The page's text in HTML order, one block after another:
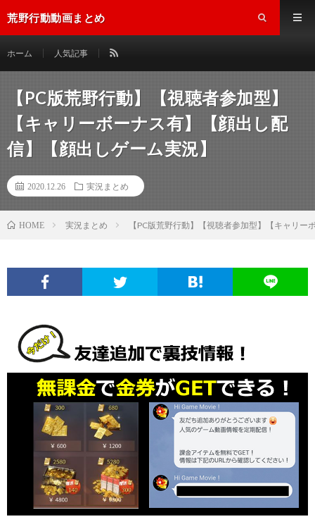
荒野行動動画まとめ
ホーム 人気記事
【PC版荒野行動】【視聴者参加型】
【キャリーボーナス有】【顔出し配
信】【顔出しゲーム実況】
2020.12.26 実況まとめ
HOME 実況まとめ 【PC版荒野行動】【視聴者参加型】【キャリ